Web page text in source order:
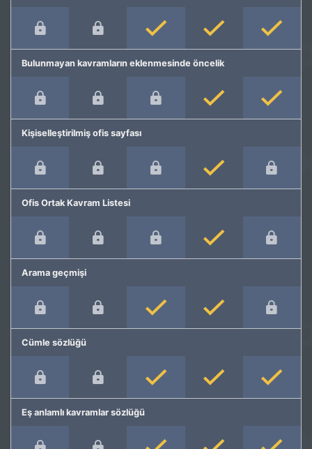
Bulunmayan kavramların eklenmesinde öncelik
Kişiselleştirilmiş ofis sayfası
Ofis Ortak Kavram Listesi
Arama geçmişi
Cümle sözlüğü
Eş anlamlı kavramlar sözlüğü